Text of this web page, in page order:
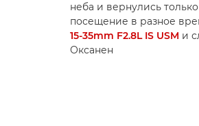
неба и вернулись
посещение в разное
15-35mm F2.8L IS USM и
Оксанен